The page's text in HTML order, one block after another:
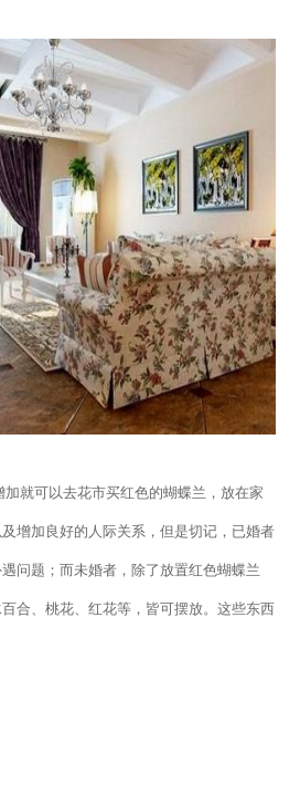
就可以去花市买红色的蝴蝶兰，放在家
增加良好的人际关系，但是切记，已婚者
问题；而未婚者，除了放置红色蝴蝶兰
合、桃花、红花等，皆可摆放。这些东西